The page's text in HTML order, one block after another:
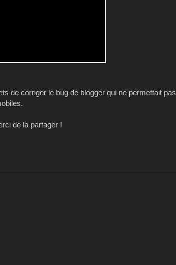
de corriger le bug de blogger qui ne permettait pas
de la partager !